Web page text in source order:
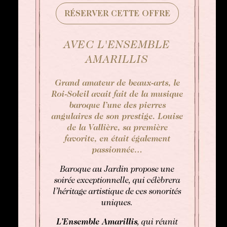
Afternoon Tea
RÉSERVER CETTE OFFRE
AVEC L'ENSEMBLE
AMARILLIS
Grand amateur de beaux-arts, le
Roi-Soleil avait fait de la musique
baroque l’une des pierres
angulaires de son prestige. Louise
de la Vallière, sa première
favorite, en était également
passionnée…
Baroque au Jardin propose une
soirée exceptionnelle, qui célèbrera
l’héritage artistique de ces sonorités
uniques.
L’Ensemble Amarillis, qui réunit